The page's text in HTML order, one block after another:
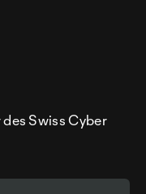
Swiss Cyber